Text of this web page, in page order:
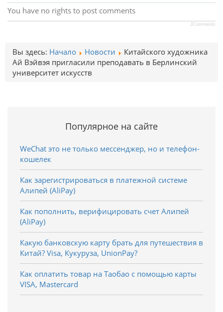
You have no rights to post comments
JComments
Вы здесь: Начало Новости
Китайского художника
Ай Вэйвэя пригласили преподавать в Берлинский
университет искусств
Популярное на сайте
WeChat это не только мессенджер, но и телефон-
кошелек
Как зарегистрироваться в платежной системе
Алипей (AliPay)
Как пополнить, верифицировать счет Алипей
(AliPay)
Какую банковскую карту брать для путешествия в
Китай? Visa, Кукуруза, UnionPay?
Как оплатить товар на Таобао с помощью карты
VISA, Mastercard